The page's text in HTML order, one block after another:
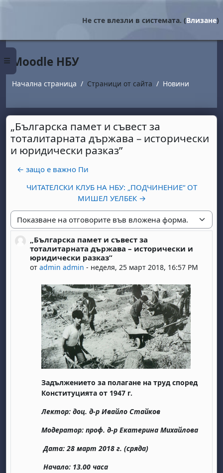
Страничен панел
Не сте влезли в системата. (Влизане)
Moodle НБУ
Начална страница Страници от сайта Новини
„Българска памет и съвест за
тоталитарната държава – исторически
и юридически разказ”
← защо е важно Пи
ЧИТАТЕЛСКИ КЛУБ НА НБУ: „ПОДЧИНЕНИЕ“ ОТ
МИШЕЛ УЕЛБЕК →
Начин на показване
„Българска памет и съвест за
тоталитарната държава – исторически и
юридически разказ”
от admin admin - неделя, 25 март 2018, 16:57 PM
Number of replies: 0
Задължението за полагане на труд според
Конституцията от 1947 г.
Лектор: доц. д-р Ивайло Стайков
Модератор: проф. д-р Екатерина Михайлова
Дата: 28 март 2018 г. (сряда)
Начало: 13.00 часа